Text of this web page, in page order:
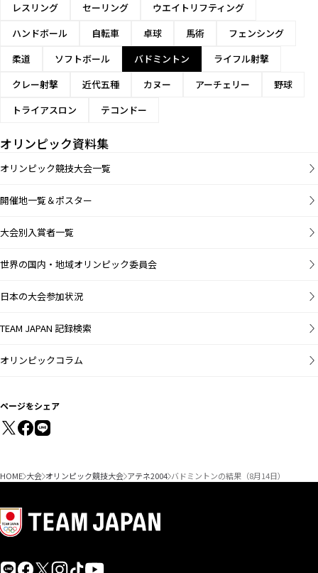
レスリング
セーリング
ウエイトリフティング
ハンドボール
自転車 卓球 馬術
フェンシング
柔道
ソフトボール バドミントン
ライフル射撃
クレー射撃
近代五種 カヌー アーチェリー
野球
トライアスロン
テコンドー
オリンピック資料集
オリンピック競技大会一覧
開催地一覧＆ポスター
大会別入賞者一覧
世界の国内・地域オリンピック委員会
日本の大会参加状況
TEAM JAPAN 記録検索
オリンピックコラム
ページをシェア
HOME 大会 オリンピック競技大会 アテネ2004 バドミントンの結果（8月14日）